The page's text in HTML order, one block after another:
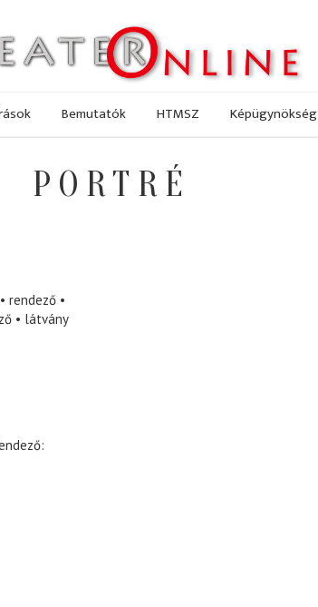
Bemutatók HTMSZ Képügynökség
PORTRÉ
rendező
látvány